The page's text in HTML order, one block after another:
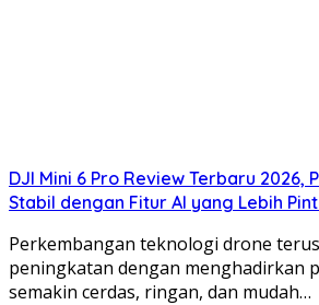
DJI Mini 6 Pro Review Terbaru 2026,
Stabil dengan Fitur AI yang Lebih
Perkembangan teknologi drone
peningkatan dengan menghadirkan
semakin cerdas, ringan, dan mudah…